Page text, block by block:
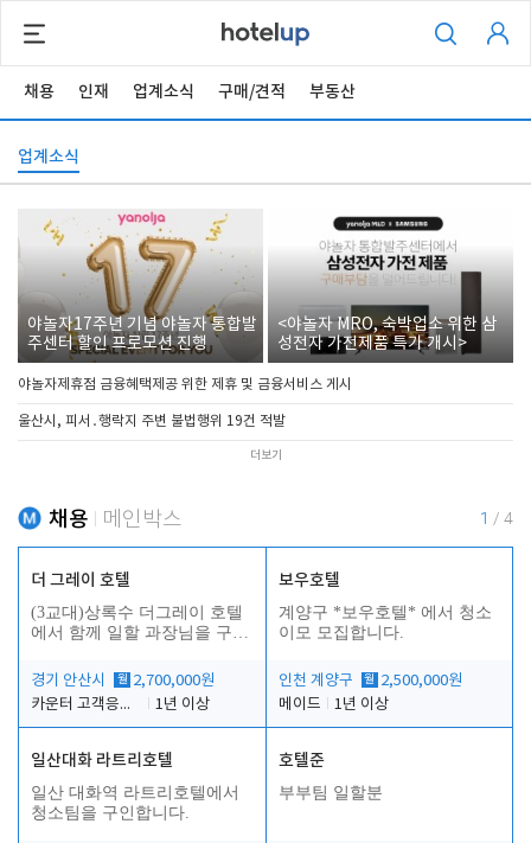
채용 인재 업계소식 구매/견적 부동산
업계소식
야놀자17주년 기념 야놀자 통합발
주센터 할인 프로모션 진행
<야놀자 MRO, 숙박업소 위한 삼
성전자 가전제품 특가 개시>
야놀자제휴점 금융혜택제공 위한 제휴 및 금융서비스 게시
울산시, 피서․행락지 주변 불법행위 19건 적발
더보기
채용 메인박스 1 / 4
더 그레이 호텔
(3교대)상록수 더그레이 호텔
에서 함께 일할 과장님을 구합
경기 안산시
월 2,700,000원
카운터 고객응대 및 야간더블청소
1년 이상
보우호텔
계양구 *보우호텔* 에서 청소
이모 모집합니다.
인천 계양구 월 2,500,000원
메이드
1년 이상
일산대화 라트리호텔
일산 대화역 라트리호텔에서
청소팀을 구인합니다.
호텔준
부부팀 일할분